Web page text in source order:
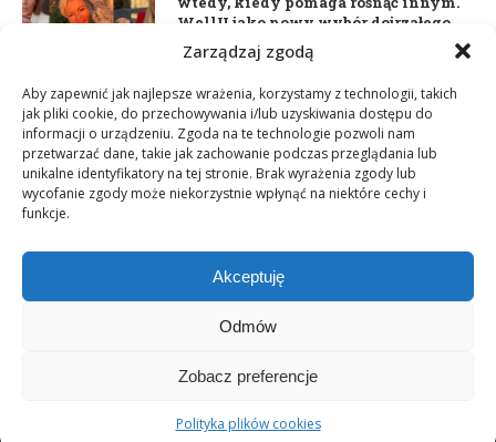
Zarządzaj zgodą
Aby zapewnić jak najlepsze wrażenia, korzystamy z technologii, takich
jak pliki cookie, do przechowywania i/lub uzyskiwania dostępu do
informacji o urządzeniu. Zgoda na te technologie pozwoli nam
przetwarzać dane, takie jak zachowanie podczas przeglądania lub
unikalne identyfikatory na tej stronie. Brak wyrażenia zgody lub
wycofanie zgody może niekorzystnie wpłynąć na niektóre cechy i
funkcje.
Akceptuję
Odmów
Zobacz preferencje
Polityka plików cookies
WellU jako nowy wybór dojrzałego
lidera
Daria Dudzik. Kocham Cię
17 kwietnia 2026
World